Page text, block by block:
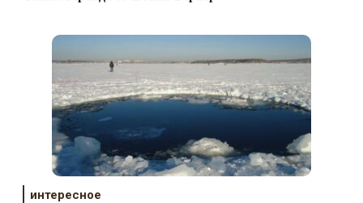
интересное